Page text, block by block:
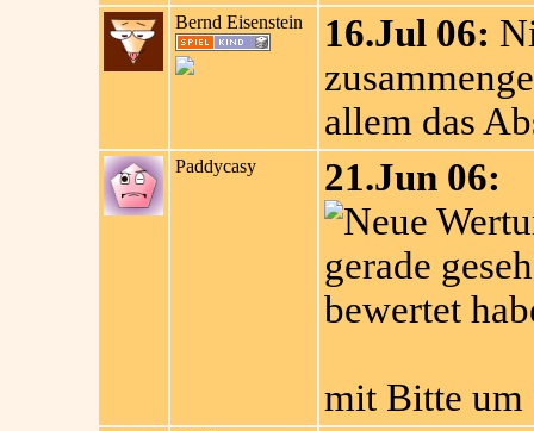
Bernd Eisenstein 16.Jul 06:
allem das
Paddycasy 21.Jun 06:
gerade
bewertet
mit Bitte um